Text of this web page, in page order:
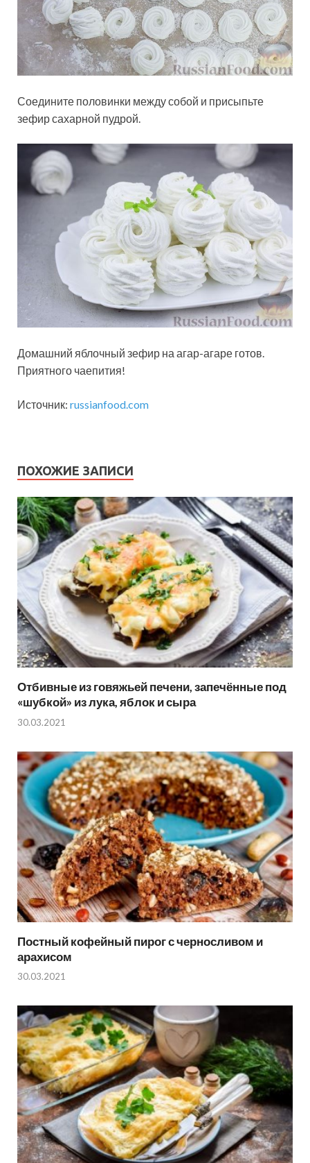
Соедините половинки между собой и присыпьте
зефир сахарной пудрой.
Домашний яблочный зефир на агар-агаре готов.
Приятного чаепития!
Источник: russianfood.com
ПОХОЖИЕ ЗАПИСИ
Отбивные из говяжьей печени, запечённые под
«шубкой» из лука, яблок и сыра
30.03.2021
Постный кофейный пирог с черносливом и
арахисом
30.03.2021